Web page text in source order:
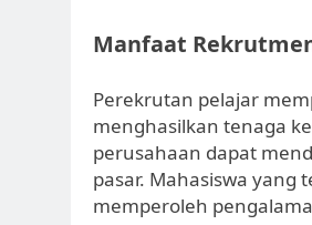
Manfaat
Perekrutan pelajar
menghasilkan tenaga
perusahaan dapat
pasar. Mahasiswa
memperoleh